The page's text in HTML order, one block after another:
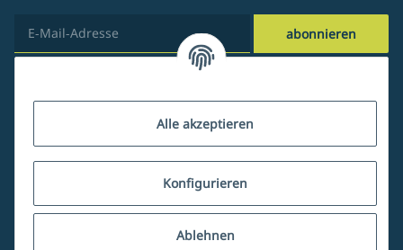
Alle akzeptieren
Konfigurieren
Ablehnen
abonnieren